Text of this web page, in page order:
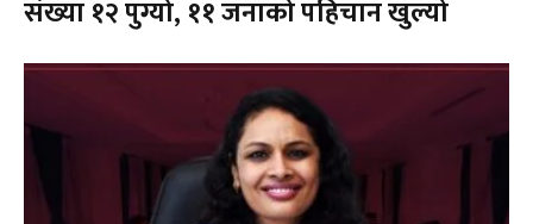
संख्या १२ पुग्यो, ११ जनाको पहिचान खुल्यो